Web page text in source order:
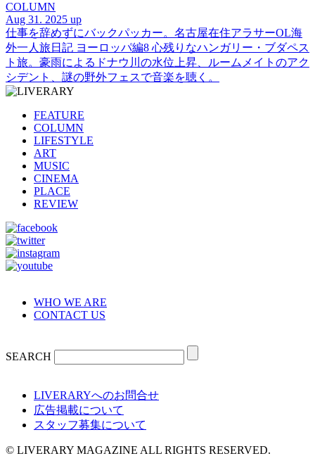
COLUMN
Aug 31. 2025 up
仕事を辞めずにバックパッカー。名古屋在住アラサーOL海
外一人旅日記 ヨーロッパ編8 心残りなハンガリー・ブダペス
ト旅。豪雨によるドナウ川の水位上昇、ルームメイトのアク
シデント、謎の野外フェスで音楽を聴く。
FEATURE
COLUMN
LIFESTYLE
ART
MUSIC
CINEMA
PLACE
REVIEW
WHO WE ARE
CONTACT US
SEARCH
LIVERARYへのお問合せ
広告掲載について
スタッフ募集について
© LIVERARY MAGAZINE ALL RIGHTS RESERVED.